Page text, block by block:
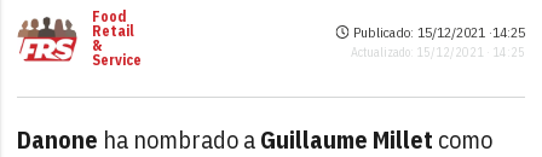
Food
Retail
&
Service
Publicado: 15/12/2021 ·14:25
Actualizado: 15/12/2021 · 14:25
Danone ha nombrado aGuillaume Millet como